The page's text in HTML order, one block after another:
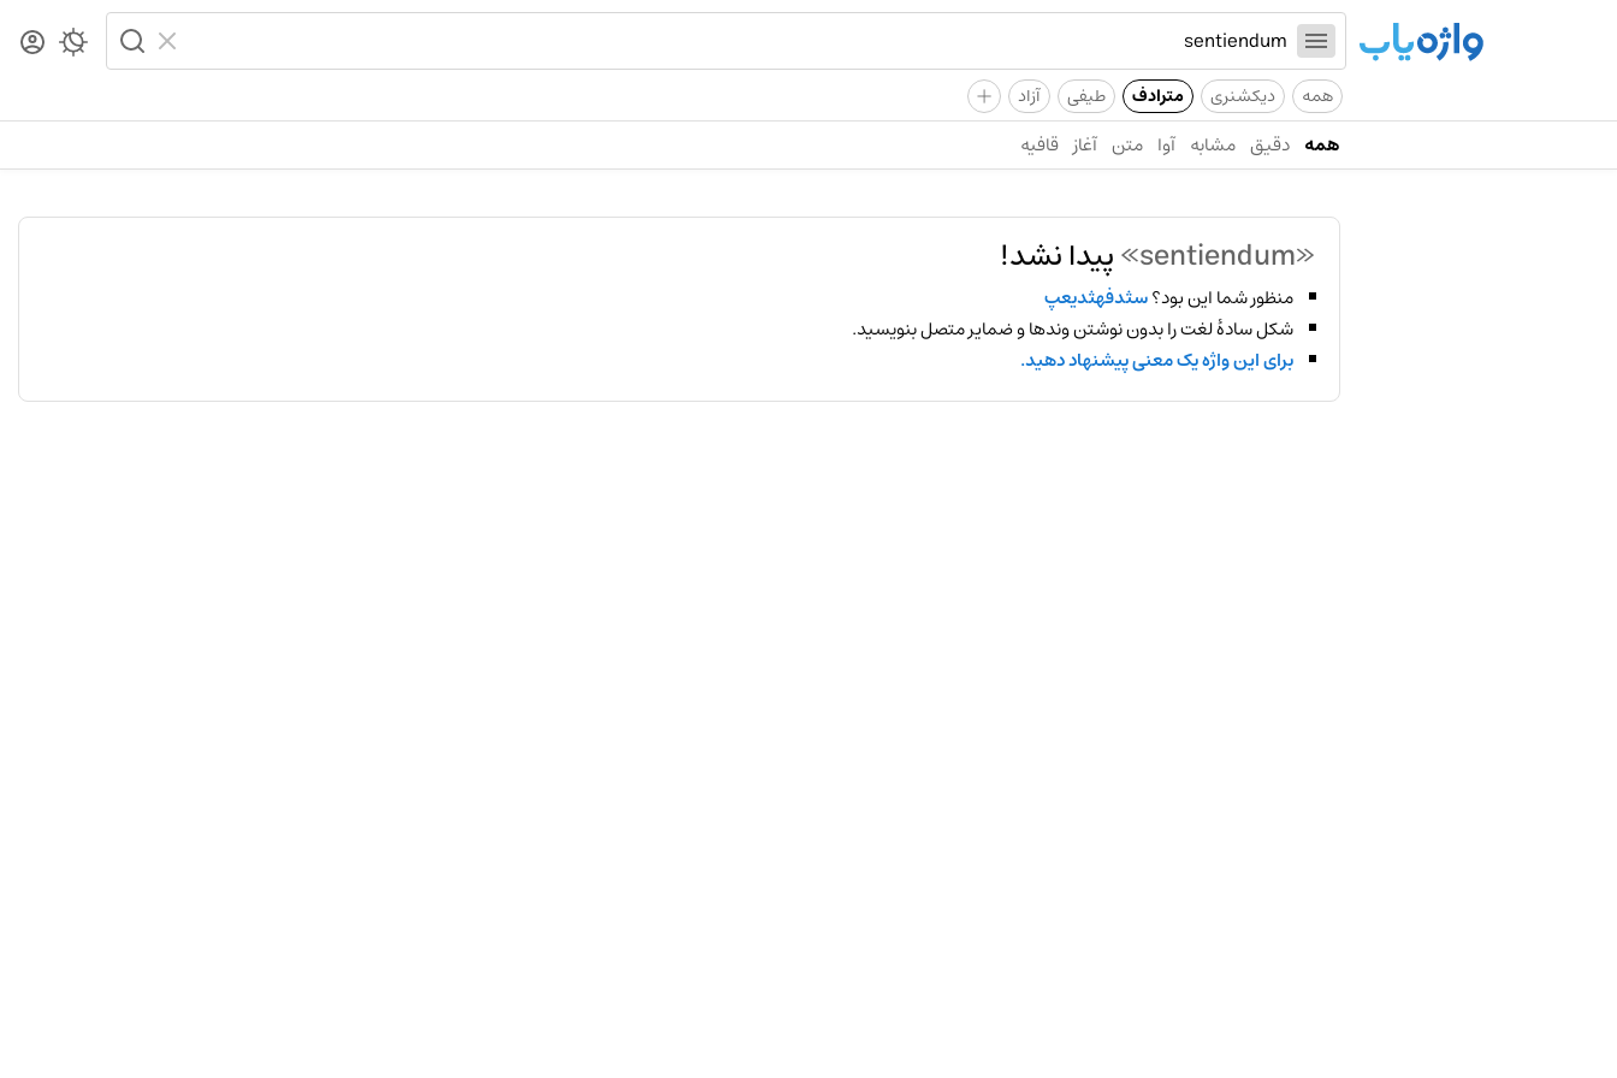
همه دیکشنری مترادف طیفی آزاد +
همه دقیق مشابه آوا متن آغاز قافیه
«sentiendum» پیدا نشد!
منظور شما این بود؟سثدفهثدیعپ
شکل سادهٔ لغت را بدون نوشتن وندها و ضمایر متصل بنویسید.
برای این واژه یک معنی پیشنهاد دهید.